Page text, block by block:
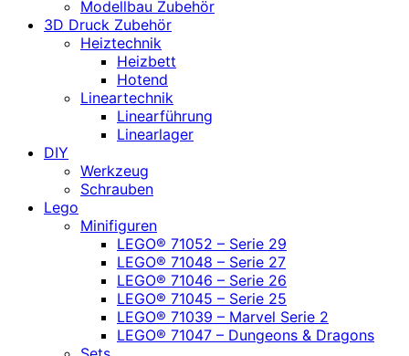
Modellbau Zubehör
3D Druck Zubehör
Heiztechnik
Heizbett
Hotend
Lineartechnik
Linearführung
Linearlager
DIY
Werkzeug
Schrauben
Lego
Minifiguren
LEGO® 71052 – Serie 29
LEGO® 71048 – Serie 27
LEGO® 71046 – Serie 26
LEGO® 71045 – Serie 25
LEGO® 71039 – Marvel Serie 2
LEGO® 71047 – Dungeons & Dragons